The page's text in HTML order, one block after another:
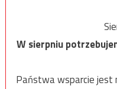
W sierpniu
Państwa wsparcie jest